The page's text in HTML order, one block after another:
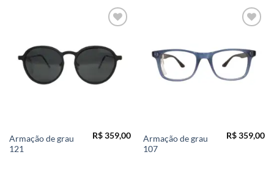
Armação de grau
121
R$359,00
Armação de grau
107
R$359,00